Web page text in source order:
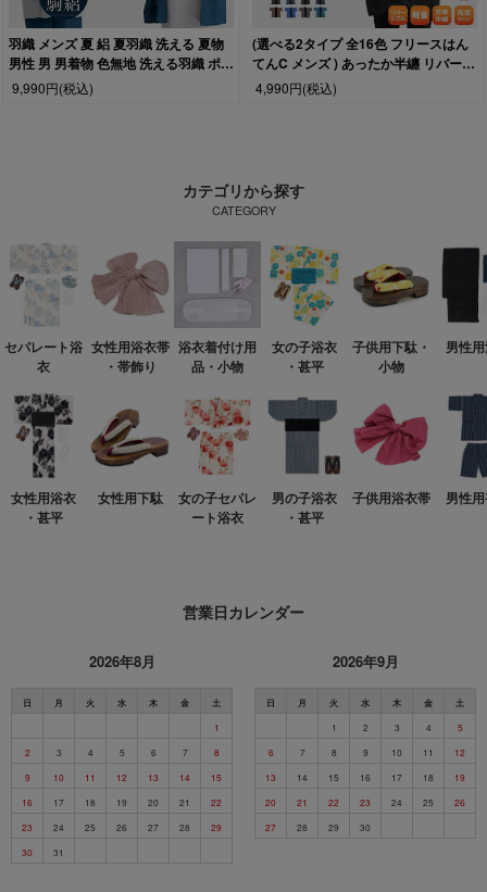
羽織 メンズ 夏 絽 夏羽織 洗える 夏物
男性 男 男着物 色無地 洗える羽織 ポリ
エステル 冷感 化繊 単衣 和装 和服 駒
絽 S M L LL 3L 大きいサイズ (rg)
9,990円(税込)
(選べる2タイプ 全16色 フリースはん
てんC メンズ ) あったか半纏 リバーシ
ブル はんてん 半天 半纏 フリース 男性
メンズ M/L 16種 半袖 ルームウェア 暖
4,990円(税込)
カテゴリから探す
CATEGORY
セパレート浴
衣
女性用浴衣帯
・帯飾り
浴衣着付け用
品・小物
女の子浴衣
・甚平
子供用下駄・
小物
男性
女性用浴衣
・甚平
女性用下駄
女の子セパレ
ート浴衣
男の子浴衣
・甚平
子供用浴衣帯 男性
営業日カレンダー
2026年8月
日 月 火 水 木 金
土
1
2
3 4 5 6 7
8
9
10 11 12 13 14
15
16
17 18 19 20 21
22
23
24 25 26 27 28
29
30
31
2026年9月
日 月 火 水 木 金
土
1
2 3 4
5
6
7 8 9 10 11
12
13
14 15 16 17 18
19
20
21 22 23 24 25
26
27
28 29 30